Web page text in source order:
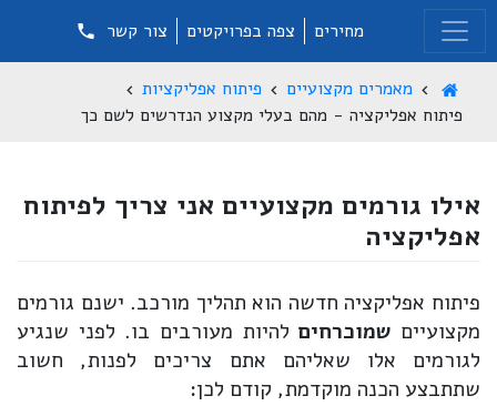
מחירים צפה בפרויקטים צור קשר
מאמרים מקצועיים
פיתוח אפליקציות
פיתוח אפליקציה - מהם בעלי מקצוע הנדרשים לשם כך
אילו גורמים מקצועיים אני צריך לפיתוח
אפליקציה
פיתוח אפליקציה חדשה הוא תהליך מורכב. ישנם גורמים
מקצועיים שמוכרחיםלהיות מעורבים בו. לפני שנגיע
לגורמים אלו שאליהם אתם צריכים לפנות, חשוב
שתתבצע הכנה מוקדמת, קודם לכן: